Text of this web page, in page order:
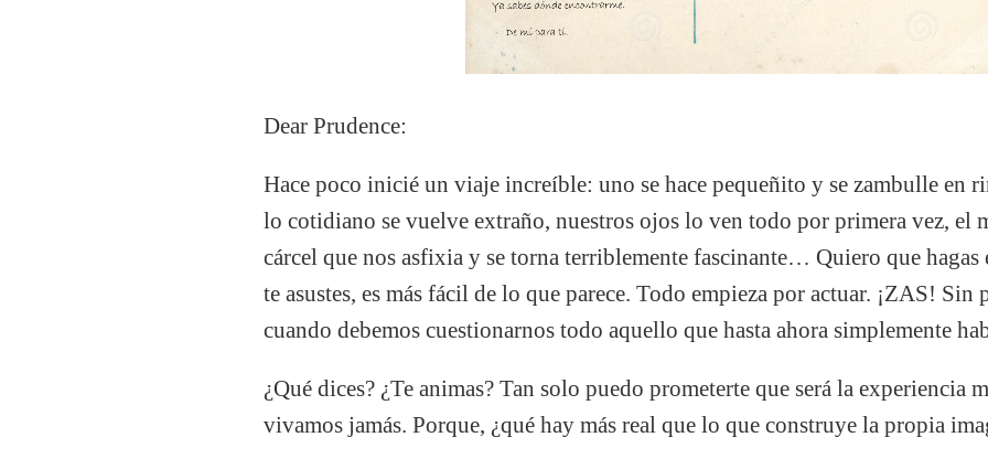
Dear Prudence:
Hace poco inicié un viaje increíble: uno se hace pequeñito y se zambulle en
lo cotidiano se vuelve extraño, nuestros ojos lo ven todo por primera vez, el
cárcel que nos asfixia y se torna terriblemente fascinante… Quiero que
te asustes, es más fácil de lo que parece. Todo empieza por actuar. ¡ZAS! Sin
cuando debemos cuestionarnos todo aquello que hasta ahora simplemente
¿Qué dices? ¿Te animas? Tan solo puedo prometerte que será la experiencia
vivamos jamás. Porque, ¿qué hay más real que lo que construye la propia